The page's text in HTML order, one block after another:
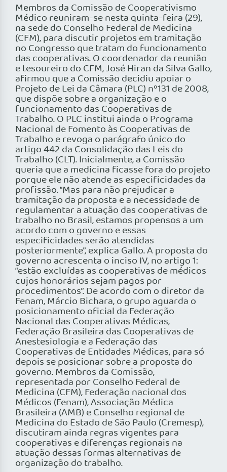
Membros da Comissão de Cooperativismo
Médico reuniram-se nesta quinta-feira (29),
na sede do Conselho Federal de Medicina
(CFM), para discutir projetos em tramitação
no Congresso que tratam do funcionamento
das cooperativas. O coordenador da reunião
e tesoureiro do CFM, José Hiran da Silva Gallo,
afirmou que a Comissão decidiu apoiar o
Projeto de Lei da Câmara (PLC) nº131 de 2008,
que dispõe sobre a organização e o
funcionamento das Cooperativas de
Trabalho. O PLC institui ainda o Programa
Nacional de Fomento às Cooperativas de
Trabalho e revoga o parágrafo único do
artigo 442 da Consolidação das Leis do
Trabalho (CLT). Inicialmente, a Comissão
queria que a medicina ficasse fora do projeto
porque ele não atende as especificidades da
profissão. “Mas para não prejudicar a
tramitação da proposta e a necessidade de
regulamentar a atuação das cooperativas de
trabalho no Brasil, estamos propensos a um
acordo com o governo e essas
especificidades serão atendidas
posteriormente”, explica Gallo. A proposta do
governo acrescenta o inciso IV, no artigo 1:
“estão excluídas as cooperativas de médicos
cujos honorários sejam pagos por
procedimentos”. De acordo com o diretor da
Fenam, Márcio Bichara, o grupo aguarda o
posicionamento oficial da Federação
Nacional das Cooperativas Médicas,
Federação Brasileira das Cooperativas de
Anestesiologia e a Federação das
Cooperativas de Entidades Médicas, para só
depois se posicionar sobre a proposta do
governo. Membros da Comissão,
representada por Conselho Federal de
Medicina (CFM), Federação nacional dos
Médicos (Fenam), Associação Médica
Brasileira (AMB) e Conselho regional de
Medicina do Estado de São Paulo (Cremesp),
discutiram ainda regras vigentes para
cooperativas e diferenças regionais na
atuação dessas formas alternativas de
organização do trabalho.